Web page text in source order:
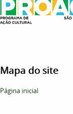
Mapa do site
Página inicial